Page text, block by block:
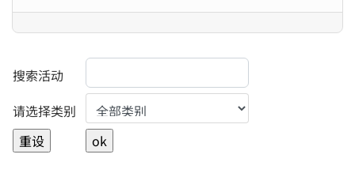
搜索活动
请选择类别
Select a Category to filter list